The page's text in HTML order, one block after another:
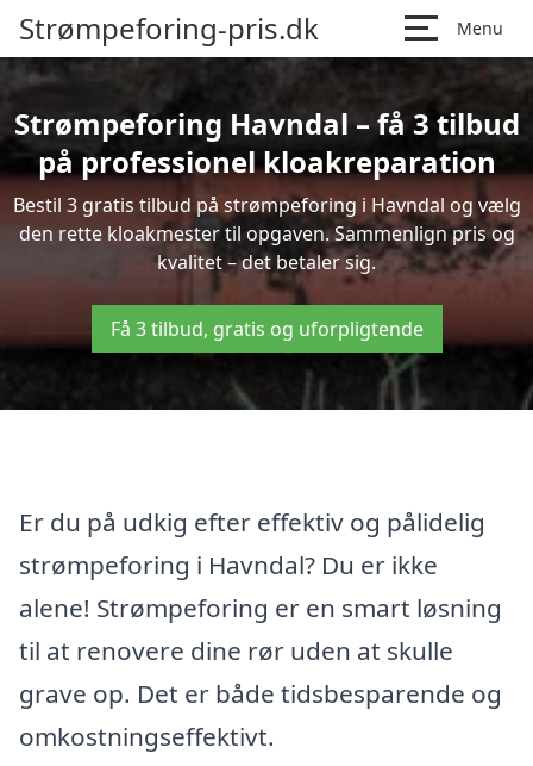
Strømpeforing-pris.dk Menu
Strømpeforing Havndal – få 3 tilbud
på professionel kloakreparation
Bestil 3 gratis tilbud på strømpeforing i Havndal og vælg
den rette kloakmester til opgaven. Sammenlign pris og
kvalitet – det betaler sig.
Få 3 tilbud, gratis og uforpligtende
Er du på udkig efter effektiv og pålidelig
strømpeforing i Havndal? Du er ikke
alene! Strømpeforing er en smart løsning
til at renovere dine rør uden at skulle
grave op. Det er både tidsbesparende og
omkostningseffektivt.